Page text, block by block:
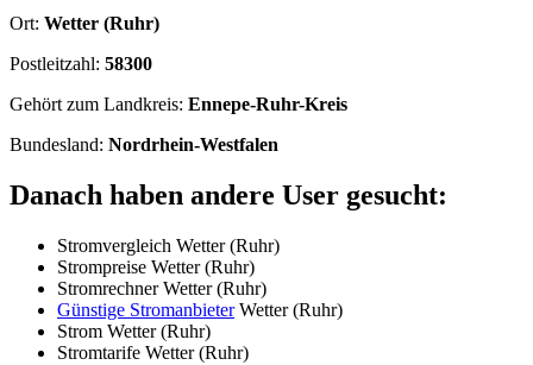
Ort: Wetter (Ruhr)
Postleitzahl: 58300
Gehört zum Landkreis: Ennepe-Ruhr-Kreis
Bundesland: Nordrhein-Westfalen
Danach haben andere User gesucht:
Stromvergleich Wetter (Ruhr)
Strompreise Wetter (Ruhr)
Stromrechner Wetter (Ruhr)
Günstige StromanbieterWetter (Ruhr)
Strom Wetter (Ruhr)
Stromtarife Wetter (Ruhr)